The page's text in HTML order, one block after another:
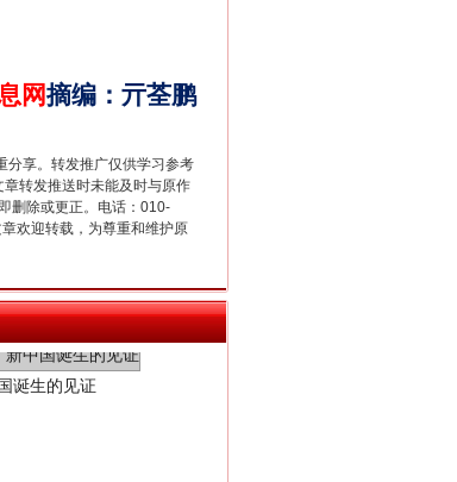
网摘编 ： 亓荃鹏
分享。转发推广仅供学习参考
转发推送时未能及时与原作
删除或更正。电话：010-
欢迎转载，为尊重和维护原